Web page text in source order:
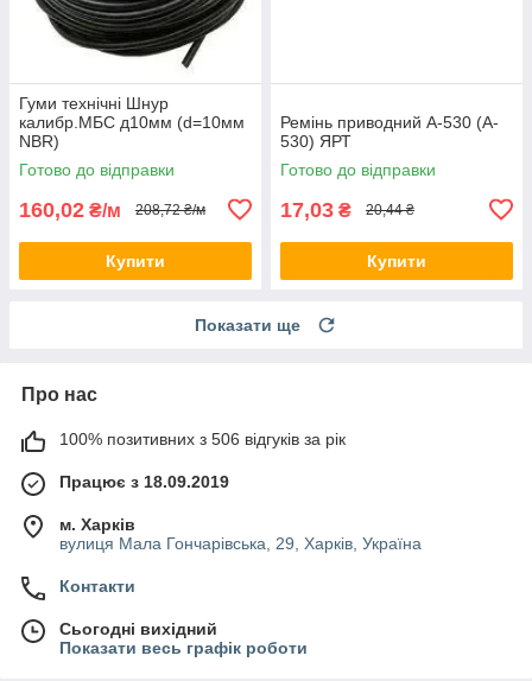
Гуми технічні Шнур
калибр.МБС д10мм (d=10мм
NBR)
Готово до відправки
160,02 ₴/м 208,72 ₴/м
Купити
Ремінь приводний A-530 (A-
530) ЯРТ
Готово до відправки
17,03 ₴ 20,44 ₴
Купити
Показати ще
Про нас
100% позитивних з 506 відгуків за рік
Працює з 18.09.2019
м. Харків
вулиця Мала Гончарівська, 29, Харків, Україна
Контакти
Сьогодні вихідний
Показати весь графік роботи